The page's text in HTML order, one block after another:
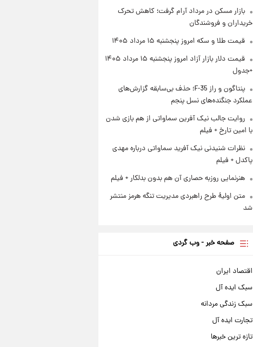
بازار مسکن در مرداد آرام گرفت؛ کاهش تحرک
خریداران و فروشندگان
قیمت طلا و سکه امروز پنجشنبه ۱۵ مرداد ۱۴۰۵
قیمت دلار بازار آزاد امروز پنجشنبه ۱۵ مرداد ۱۴۰۵
+جدول
پنتاگون و راز F-35؛ حذف بی‌سابقه گزارش‌های
عملکرد جنگنده‌های نسل پنجم
روایت جالب نیک آفرین سماواتی از هم بازی شدن
با امین تارخ + فیلم
نظرات شنیدنی نیک آفرید سماواتی درباره مهدی
پاکدل + فیلم
هنرنمایی روزبه حصاری آن هم بدون بدلکار + فیلم
متن اولیۀ طرح راهبردی مدیریت تنگه هرمز منتشر
شد
صفحه خبر - وب گردی
اقتصاد ایران
سبک ایده آل
سبک زندگی مردانه
تجارت ایده آل
تازه ترین خبرها